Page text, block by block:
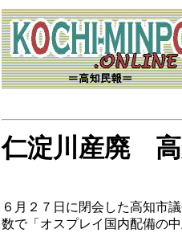
仁淀川産廃 高
６月２７日に閉会した高知市
数で「オスプレイ国内配備の